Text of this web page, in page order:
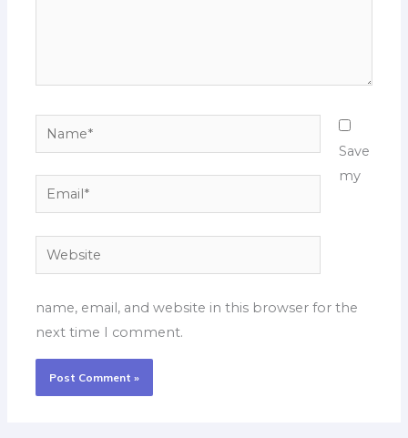
Name*
Email*
Website
Save
my
name, email, and website in this browser for the
next time I comment.